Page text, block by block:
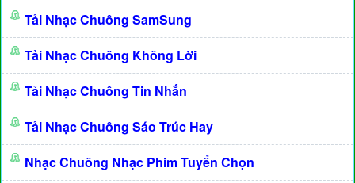
Tải Nhạc Chuông SamSung
Tải Nhạc Chuông Không Lời
Tải Nhạc Chuông Tin Nhắn
Tải Nhạc Chuông Sáo Trúc Hay
Nhạc Chuông Nhạc Phim Tuyển Chọn